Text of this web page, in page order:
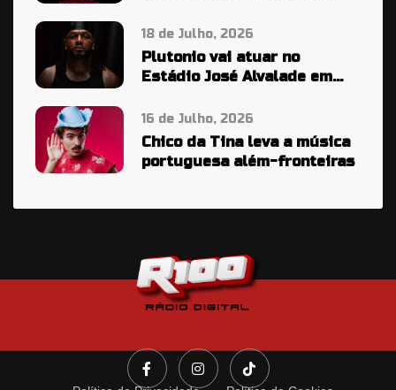
18 de Julho, 2026
Plutonio vai atuar no
Estádio José Alvalade em
16 de Julho, 2026
Chico da Tina leva a música
portuguesa além-fronteiras